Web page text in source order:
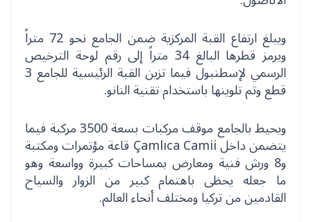
ويبلغ ارتفاع القبة المركزية ضمن الجامع نحو 72 متراً
ويرمز قطرها البالغ 34 متراً إلى رقم لوحة الترخيص
الرسمي لإسطنبول فيما تزين القبة الرئيسية للجامع 3
قطع وتم تلوينها باستخدام تقنية النانو.
ويحيط بالجامع موقف مركبات بسعة 3500 مركبة فيما
يتضمن داخل Çamlıca Camii قاعة مؤتمرات ومكتبة
و8 ورش فنية ومعارض بمساحات كبيرة وواسعة وهو
ما جعله يحظى باهتمام كبير من الزوار والسياح
القادمين من تركيا ومختلف أنحاء العالم.